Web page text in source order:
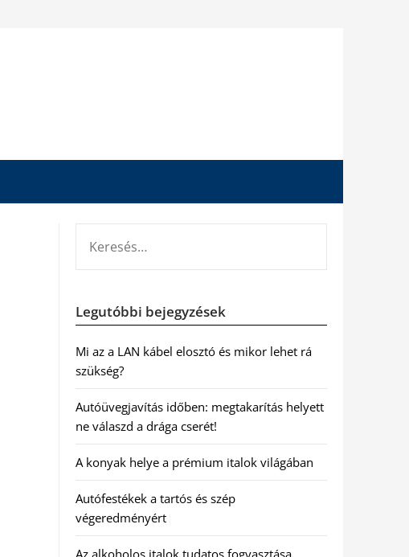
Legutóbbi bejegyzések
Mi az a LAN kábel elosztó és mikor lehet rá
szükség?
Autóüvegjavítás időben: megtakarítás helyett
ne válaszd a drága cserét!
A konyak helye a prémium italok világában
Autófestékek a tartós és szép
végeredményért
Az alkoholos italok tudatos fogyasztása